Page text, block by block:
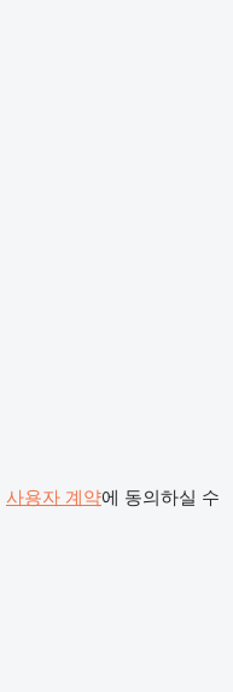
사용자 계약에 동의하실 수